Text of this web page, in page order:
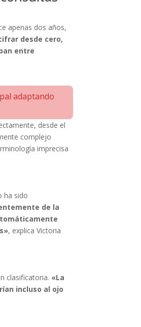
apenas dos años,
desde cero,
entre
adaptando
desde el
complejo
imprecisa
ha sido
de la
, explica Victoria
clasificatoria. «La
incluso al ojo